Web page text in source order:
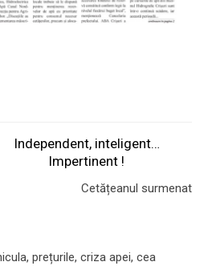
Independent, inteligent…
Impertinent !
Cetățeanul surmenat
prețurile, criza apei, cea